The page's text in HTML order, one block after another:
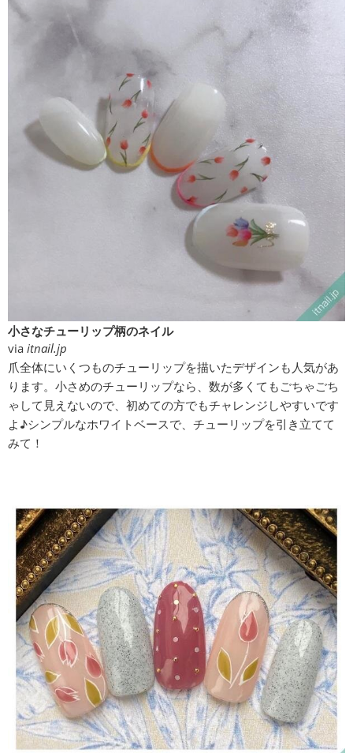
小さなチューリップ柄のネイル
via itnail.jp
爪全体にいくつものチューリップを描いたデザインも人気があ
ります。小さめのチューリップなら、数が多くてもごちゃごち
ゃして見えないので、初めての方でもチャレンジしやすいです
よ♪シンプルなホワイトベースで、チューリップを引き立てて
みて！